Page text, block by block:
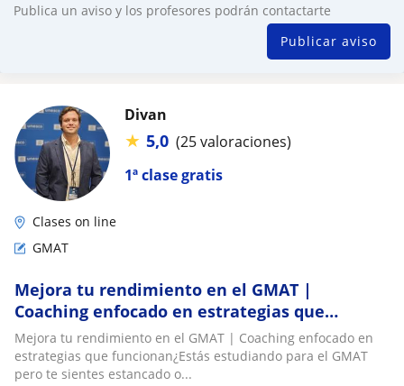
Publica un aviso y los profesores podrán contactarte
Publicar aviso
1ª clase gratis
Divan
★ 5,0 (25 valoraciones)
Clases on line
GMAT
Mejora tu rendimiento en el GMAT |
Coaching enfocado en estrategias que
funcionan
Mejora tu rendimiento en el GMAT | Coaching enfocado en
estrategias que funcionan¿Estás estudiando para el GMAT
pero te sientes estancado o...